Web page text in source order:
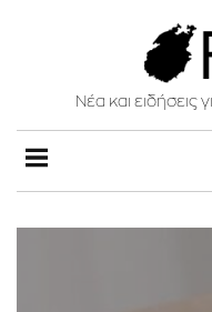
Νέα και ειδήσεις